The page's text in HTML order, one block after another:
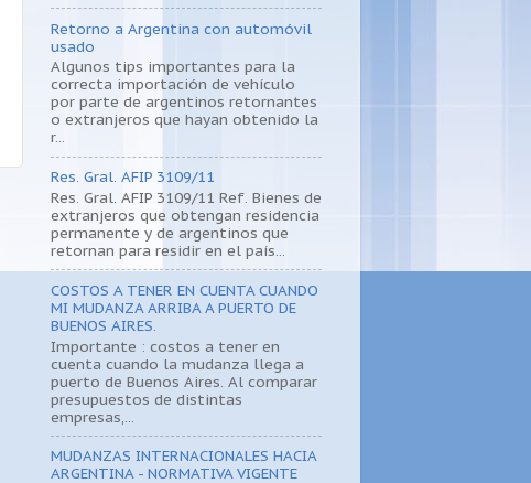
Retorno a Argentina con automóvil
usado
Algunos tips importantes para la
correcta importación de vehículo
por parte de argentinos retornantes
o extranjeros que hayan obtenido la
r...
Res. Gral. AFIP 3109/11
Res. Gral. AFIP 3109/11 Ref. Bienes de
extranjeros que obtengan residencia
permanente y de argentinos que
retornan para residir en el país...
COSTOS A TENER EN CUENTA CUANDO
MI MUDANZA ARRIBA A PUERTO DE
BUENOS AIRES.
Importante : costos a tener en
cuenta cuando la mudanza llega a
puerto de Buenos Aires. Al comparar
presupuestos de distintas
empresas,...
MUDANZAS INTERNACIONALES HACIA
ARGENTINA - NORMATIVA VIGENTE